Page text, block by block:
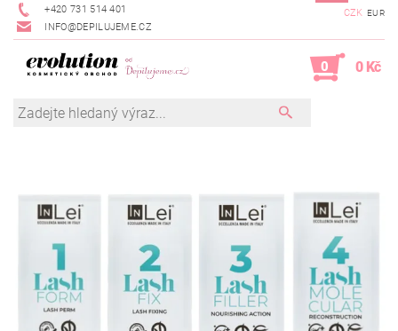
+420 731 514 401
INFO@DEPILUJEME.CZ
CZK EUR
0 0 Kč